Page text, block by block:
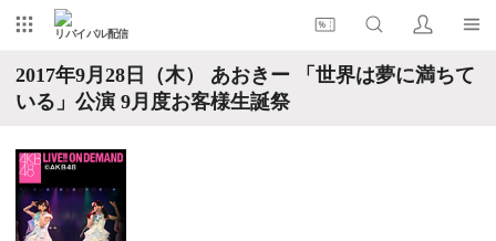
リバイバル配信
2017年9月28日（木） あおきー 「世界は夢に満ちて
いる」公演 9月度お客様生誕祭